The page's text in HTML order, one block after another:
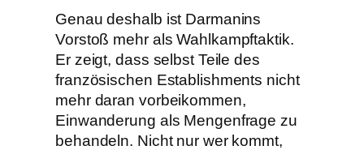
Genau deshalb ist Darmanins
Vorstoß mehr als Wahlkampftaktik.
Er zeigt, dass selbst Teile des
französischen Establishments nicht
mehr daran vorbeikommen,
Einwanderung als Mengenfrage zu
behandeln. Nicht nur wer kommt,